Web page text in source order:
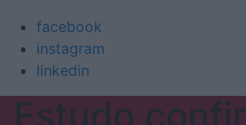
facebook
instagram
linkedin
Estudo